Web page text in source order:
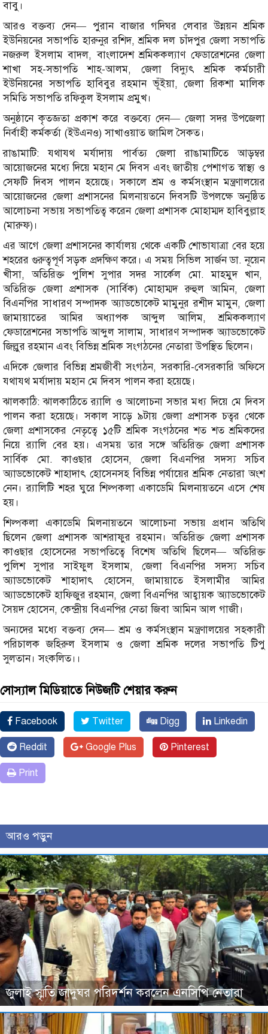
বাবু।
আরও বক্তব্য দেন— পুরান বাজার গদিঘর লেবার উন্নয়ন শ্রমিক
ইউনিয়নের সভাপতি হারুনুর রশিদ, শ্রমিক দল চাঁদপুর জেলা সভাপতি
নজরুল ইসলাম বাদল, বাংলাদেশ শ্রমিককল্যাণ ফেডারেশনের জেলা
শাখা সহ-সভাপতি শাহ-আলম, জেলা বিদ্যুৎ শ্রমিক কর্মচারী
ইউনিয়নের সভাপতি হাবিবুর রহমান ভূঁইয়া, জেলা রিকশা মালিক
সমিতি সভাপতি রফিকুল ইসলাম প্রমুখ।
অনুষ্ঠানে কৃতজ্ঞতা প্রকাশ করে বক্তব্যে দেন— জেলা সদর উপজেলা
নির্বাহী কর্মকর্তা (ইউএনও) সাখাওয়াত জামিল সৈকত।
রাঙামাটি: যথাযথ মর্যাদায় পার্বত্য জেলা রাঙামাটিতে আড়ম্বর
আয়োজনের মধ্যে দিয়ে মহান মে দিবস এবং জাতীয় পেশাগত স্বাস্থ্য ও
সেফটি দিবস পালন হয়েছে। সকালে শ্রম ও কর্মসংস্থান মন্ত্রণালয়ের
আয়োজনের জেলা প্রশাসনের মিলনায়তনে দিবসটি উপলক্ষে অনুষ্ঠিত
আলোচনা সভায় সভাপতিত্ব করেন জেলা প্রশাসক মোহাম্মদ হাবিবুল্লাহ
(মারুফ)।
এর আগে জেলা প্রশাসনের কার্যালয় থেকে একটি শোভাযাত্রা বের হয়ে
শহরের গুরুত্বপূর্ণ সড়ক প্রদক্ষিণ করে। এ সময় সিভিল সার্জন ডা. নূয়েন
খীসা, অতিরিক্ত পুলিশ সুপার সদর সার্কেল মো. মাহমুদ খান,
অতিরিক্ত জেলা প্রশাসক (সার্বিক) মোহাম্মদ রুহুল আমিন, জেলা
বিএনপির সাধারণ সম্পাদক অ্যাডভোকেট মামুনুর রশীদ মামুন, জেলা
জামায়াতের আমির অধ্যাপক আব্দুল আলিম, শ্রমিককল্যাণ
ফেডারেশনের সভাপতি আব্দুল সালাম, সাধারণ সম্পাদক অ্যাডভোকেট
জিল্লুর রহমান এবং বিভিন্ন শ্রমিক সংগঠনের নেতারা উপস্থিত ছিলেন।
এদিকে জেলার বিভিন্ন শ্রমজীবী সংগঠন, সরকারি-বেসরকারি অফিসে
যথাযথ মর্যাদায় মহান মে দিবস পালন করা হয়েছে।
ঝালকাঠি: ঝালকাঠিতে র‌্যালি ও আলোচনা সভার মধ্য দিয়ে মে দিবস
পালন করা হয়েছে। সকাল সাড়ে ৯টায় জেলা প্রশাসক চত্বর থেকে
জেলা প্রশাসকের নেতৃত্বে ১৫টি শ্রমিক সংগঠনের শত শত শ্রমিকদের
নিয়ে র‌্যালি বের হয়। এসময় তার সঙ্গে অতিরিক্ত জেলা প্রশাসক
সার্বিক মো. কাওছার হোসেন, জেলা বিএনপির সদস্য সচিব
অ্যাডভোকেট শাহাদাৎ হোসেনসহ বিভিন্ন পর্যায়ের শ্রমিক নেতারা অংশ
নেন। র‌্যালিটি শহর ঘুরে শিল্পকলা একাডেমি মিলনায়তনে এসে শেষ
হয়।
শিল্পকলা একাডেমি মিলনায়তনে আলোচনা সভায় প্রধান অতিথি
ছিলেন জেলা প্রশাসক আশরাফুর রহমান। অতিরিক্ত জেলা প্রশাসক
কাওছার হোসেনের সভাপতিত্বে বিশেষ অতিথি ছিলেন— অতিরিক্ত
পুলিশ সুপার সাইফুল ইসলাম, জেলা বিএনপির সদস্য সচিব
অ্যাডভোকেট শাহাদাৎ হোসেন, জামায়াতে ইসলামীর আমির
অ্যাডভোকেট হাফিজুর রহমান, জেলা বিএনপির আহ্বায়ক অ্যাডভোকেট
সৈয়দ হোসেন, কেন্দ্রীয় বিএনপির নেতা জিবা আমিন আল গাজী।
অন্যদের মধ্যে বক্তব্য দেন— শ্রম ও কর্মসংস্থান মন্ত্রণালয়ের সহকারী
পরিচালক জহিরুল ইসলাম ও জেলা শ্রমিক দলের সভাপতি টিপু
সুলতান। সংকলিত।।
সোস্যাল মিডিয়াতে নিউজটি শেয়ার করুন
Facebook Twitter Digg Linkedin
Reddit Google Plus Pinterest
Print
আরও পড়ুন
জুলাই স্মৃতি জাদুঘর পরিদর্শন করলেন এনসিপি নেতারা